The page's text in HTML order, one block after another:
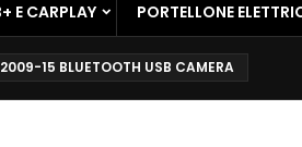
E CARPLAY PORTELLONE
15 BLUETOOTH USB CAMERA